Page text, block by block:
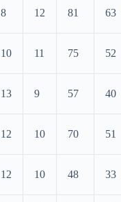
8 12 81 63
10 11 75 52
13 9 57 40
12 10 70 51
12 10 48 33